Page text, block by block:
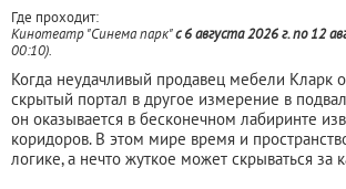
Где проходит:
Кинотеатр "Синема парк"c 6 августа 2026 г. по 12
00:10).
Когда неудачливый продавец мебели Кларк
скрытый портал в другое измерение в
он оказывается в бесконечном лабиринте
коридоров. В этом мире время и
логике, а нечто жуткое может скрываться за